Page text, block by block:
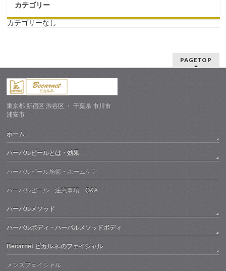
カテゴリー
カテゴリーなし
PAGETOP
東京都 新宿区 渋谷区 ・ 千葉県 市川市
浦安市
ホーム
ハーバルピールとは・効果
ハーバルピール施術・ホームケア
ハーバルピール 注意事項 Q&A
ハーバルメソッド
ハーバルボディ・ハーバルメソッドボディ
Becarnet ビカルネ.のフェイシャル
メンズフェイシャル